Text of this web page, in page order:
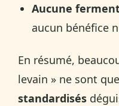
Aucune
aucun bénéfice
En résumé,
levain » ne sont
standardisés